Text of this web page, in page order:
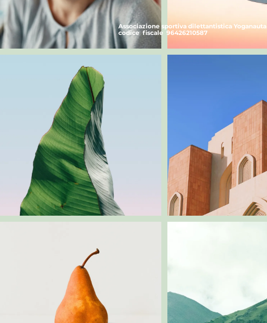
Associazione sportiva dilettantistica Yoganauta
codice fiscale 96426210587